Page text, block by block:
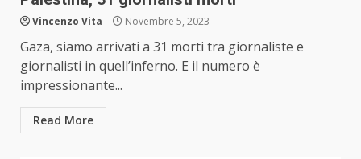
Vincenzo Vita Novembre 5, 2023
Gaza, siamo arrivati a 31 morti tra giornaliste e
giornalisti in quell’inferno. E il numero è
impressionante...
Read More